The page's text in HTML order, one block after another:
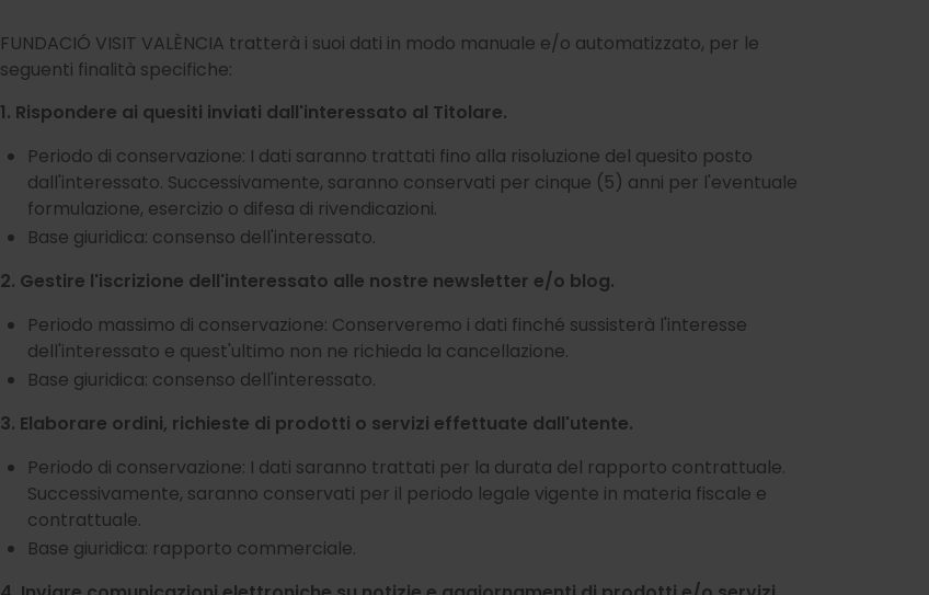
FUNDACIÓ VISIT VALÈNCIA tratterà i suoi dati in modo manuale e/o automatizzato, per le
seguenti finalità specifiche:
1. Rispondere ai quesiti inviati dall'interessato al Titolare.
Periodo di conservazione: I dati saranno trattati fino alla risoluzione del quesito posto
dall'interessato. Successivamente, saranno conservati per cinque (5) anni per l'eventuale
formulazione, esercizio o difesa di rivendicazioni.
Base giuridica: consenso dell'interessato.
2. Gestire l'iscrizione dell'interessato alle nostre newsletter e/o blog.
Periodo massimo di conservazione: Conserveremo i dati finché sussisterà l'interesse
dell'interessato e quest'ultimo non ne richieda la cancellazione.
Base giuridica: consenso dell'interessato.
3. Elaborare ordini, richieste di prodotti o servizi effettuate dall'utente.
Periodo di conservazione: I dati saranno trattati per la durata del rapporto contrattuale.
Successivamente, saranno conservati per il periodo legale vigente in materia fiscale e
contrattuale.
Base giuridica: rapporto commerciale.